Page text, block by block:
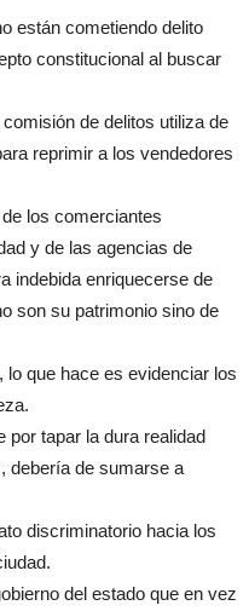
están cometiendo delito
constitucional al buscar
de delitos utiliza de
reprimir a los vendedores
los comerciantes
y de las agencias de
indebida enriquecerse de
son su patrimonio sino de
lo que hace es evidenciar los
por tapar la dura realidad
debería de sumarse a
discriminatorio hacia los
del estado que en vez